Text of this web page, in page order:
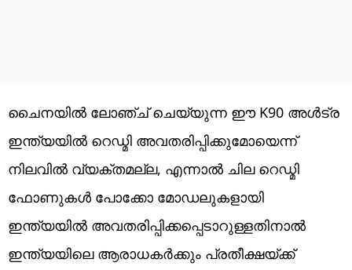
​ചൈനയിൽ ലോഞ്ച് ചെയ്യുന്ന ഈ K90 അ‌ൾട്ര
ഇന്ത്യയിൽ റെഡ്മി അ‌വതരിപ്പിക്കുമോയെന്ന്
നിലവിൽ വ്യക്തമല്ല, എന്നാൽ ചില റെഡ്മി
ഫോണുകൾ പോക്കോ മോഡലുകളായി
ഇന്ത്യയിൽ അ‌വതരിപ്പിക്കപ്പെടാറുള്ളതിനാൽ
ഇന്ത്യയിലെ ആരാധകർക്കും പ്രതീക്ഷയ്ക്ക്